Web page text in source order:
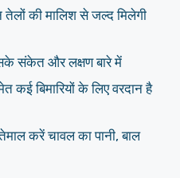
तेलों की मालिश से जल्द मिलेगी
संकेत और लक्षण बारे में
कई बिमारियों के लिए वरदान है
करें चावल का पानी, बाल